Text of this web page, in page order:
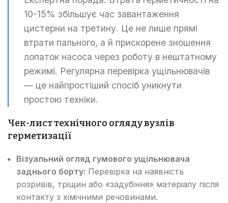
10-15% збільшує час завантаження
цистерни на третину. Це не лише прямі
втрати пального, а й прискорене зношення
лопаток насоса через роботу в нештатному
режимі. Регулярна перевірка ущільнювачів
— це найпростіший спосіб уникнути
простою техніки.
Чек-лист технічного огляду вузлів
герметизації
Візуальний огляд гумового ущільнювача
заднього борту: Перевірка на наявність
розривів, тріщин або «задубіння» матеріалу після
контакту з хімічними речовинами.